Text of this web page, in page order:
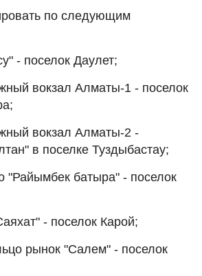
по следующим
- поселок Даулет;
вокзал Алматы-1 - поселок
вокзал Алматы-2 -
в поселке Туздыбастау;
"Райымбек батыра" - поселок
- поселок Карой;
рынок "Салем" - поселок